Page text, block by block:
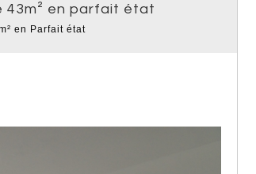
43m² en parfait état
en Parfait état